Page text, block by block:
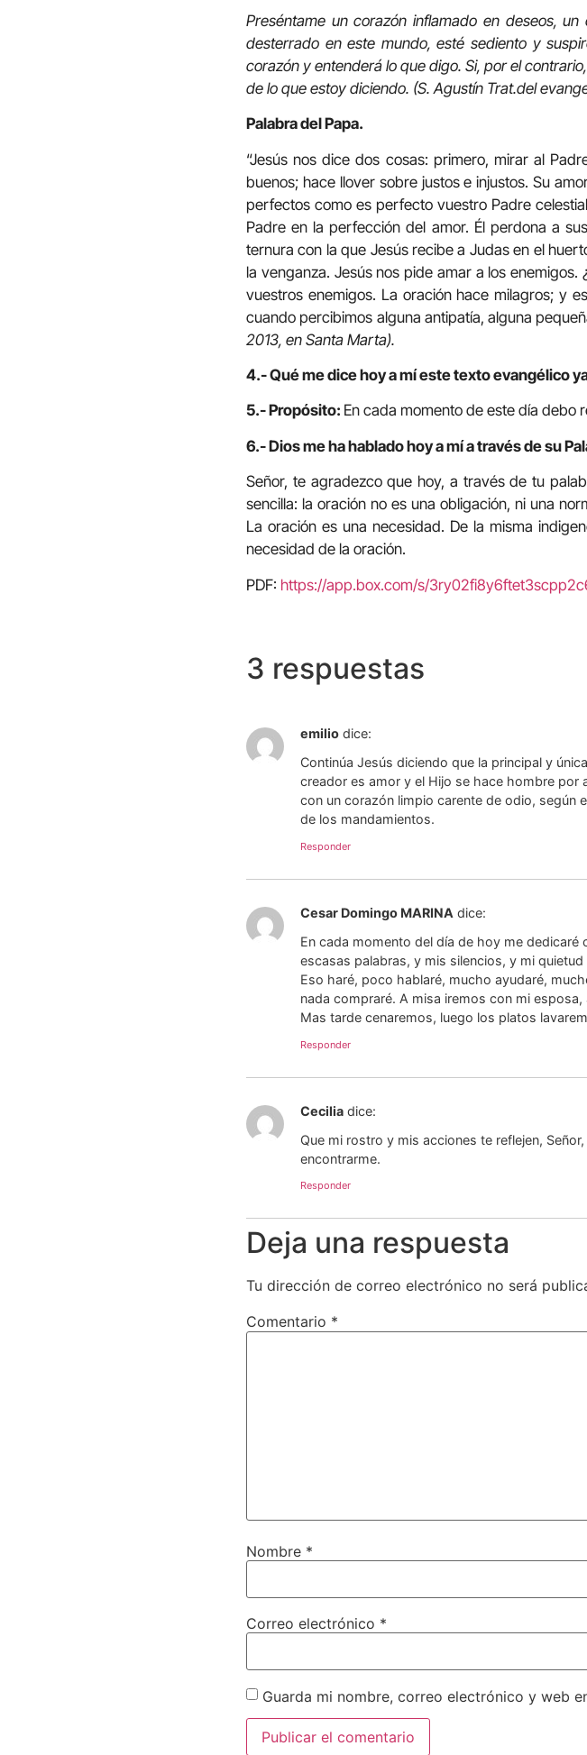
Preséntame un corazón inflamado en deseos,
desterrado en este mundo, esté sediento y
corazón y entenderá lo que digo. Si, por el
de lo que estoy diciendo. (S. Agustín Trat.del
Palabra del Papa.
“Jesús nos dice dos cosas: primero, mirar al
buenos; hace llover sobre justos e injustos. Su
perfectos como es perfecto vuestro Padre
Padre en la perfección del amor. Él perdona a
ternura con la que Jesús recibe a Judas en el
la venganza. Jesús nos pide amar a los
vuestros enemigos. La oración hace milagros; y
cuando percibimos alguna antipatía, alguna
2013, en Santa Marta).
4.- Qué me dice hoy a mí este texto evangélico
5.- Propósito: En cada momento de este día debo
6.- Dios me ha hablado hoy a mí a través de su
Señor, te agradezco que hoy, a través de tu
sencilla: la oración no es una obligación, ni una
La oración es una necesidad. De la misma
necesidad de la oración.
PDF: https://app.box.com/s/
3 respuestas
emilio dice:
Continúa Jesús diciendo que la principal y
creador es amor y el Hijo se hace hombre por
con un corazón limpio carente de odio, según
de los mandamientos.
Responder
Cesar Domingo MARINA dice:
En cada momento del día de hoy me dedicaré
escasas palabras, y mis silencios, y mi
Eso haré, poco hablaré, mucho ayudaré,
nada compraré. A misa iremos con mi
Mas tarde cenaremos, luego los platos
Responder
Cecilia dice:
Que mi rostro y mis acciones te reflejen,
encontrarme.
Responder
Deja una respuesta
Tu dirección de correo electrónico no será
Comentario *
Nombre *
Correo electrónico *
Guarda mi nombre, correo electrónico y web